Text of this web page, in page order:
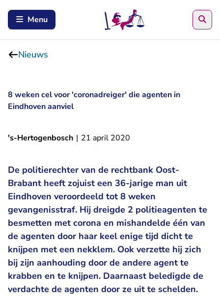
Menu
Nieuws
8 weken cel voor 'coronadreiger' die agenten in
Eindhoven aanviel
's-Hertogenbosch | 21 april 2020
De politierechter van de rechtbank Oost-
Brabant heeft zojuist een 36-jarige man uit
Eindhoven veroordeeld tot 8 weken
gevangenisstraf. Hij dreigde 2 politieagenten te
besmetten met corona en mishandelde één van
de agenten door haar keel enige tijd dicht te
knijpen met een nekklem. Ook verzette hij zich
bij zijn aanhouding door de andere agent te
krabben en te knijpen. Daarnaast beledigde de
verdachte de agenten door ze uit te schelden.